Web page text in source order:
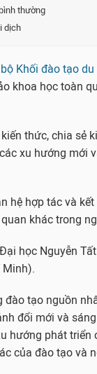
thường
dịch
Khối đào tạo du
khoa học toàn
thức, chia sẻ
xu hướng mới
hệ hợp tác và
khác trong
học Nguyễn
Minh).
đào tạo nguồn
đổi mới và
hướng phát triển
của đào tạo và